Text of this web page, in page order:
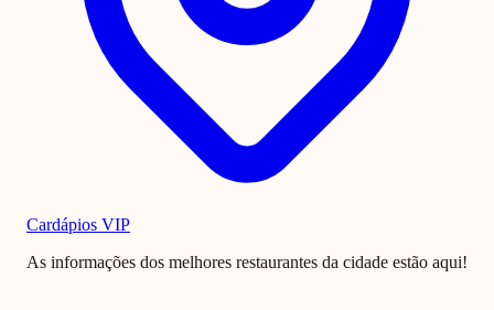
Cardápios VIP
As informações dos melhores restaurantes da cidade estão aqui!